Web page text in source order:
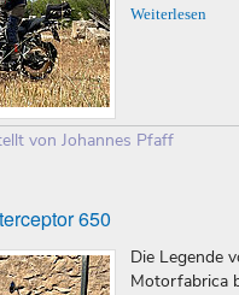
Weiterlesen
von Johannes Pfaff
650
Die Legende
Motorfabrica